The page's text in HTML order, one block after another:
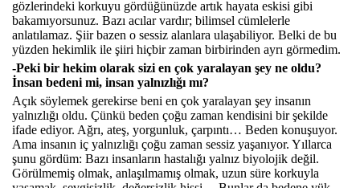
gözlerindeki korkuyu gördüğünüzde artık hayata eskisi gibi
bakamıyorsunuz. Bazı acılar vardır; bilimsel cümlelerle
anlatılamaz. Şiir bazen o sessiz alanlara ulaşabiliyor. Belki de bu
yüzden hekimlik ile şiiri hiçbir zaman birbirinden ayrı görmedim.
-Peki bir hekim olarak sizi en çok yaralayan şey ne oldu?
İnsan bedeni mi, insan yalnızlığı mı?
Açık söylemek gerekirse beni en çok yaralayan şey insanın
yalnızlığı oldu. Çünkü beden çoğu zaman kendisini bir şekilde
ifade ediyor. Ağrı, ateş, yorgunluk, çarpıntı… Beden konuşuyor.
Ama insanın iç yalnızlığı çoğu zaman sessiz yaşanıyor. Yıllarca
şunu gördüm: Bazı insanların hastalığı yalnız biyolojik değil.
Görülmemiş olmak, anlaşılmamış olmak, uzun süre korkuyla